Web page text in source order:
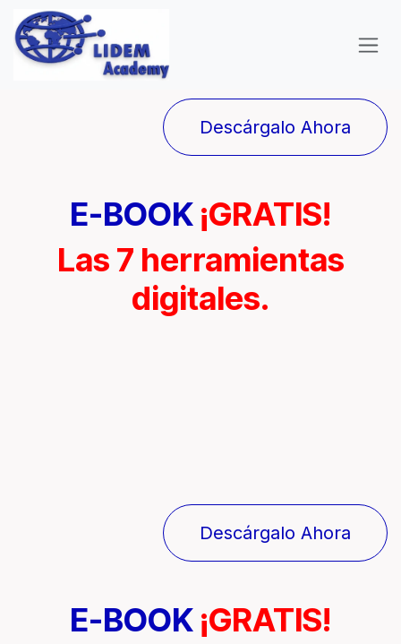
Ir al contenido
Descárgalo Ahora
E-BOOK ¡GRATIS!
Las 7 herramientas
digitales.
Descárgalo Ahora
E-BOOK ¡GRATIS!